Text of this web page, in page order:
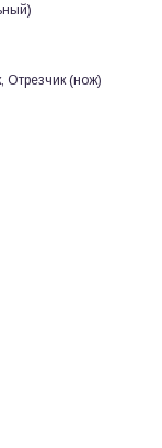
Отрезчик (нож)